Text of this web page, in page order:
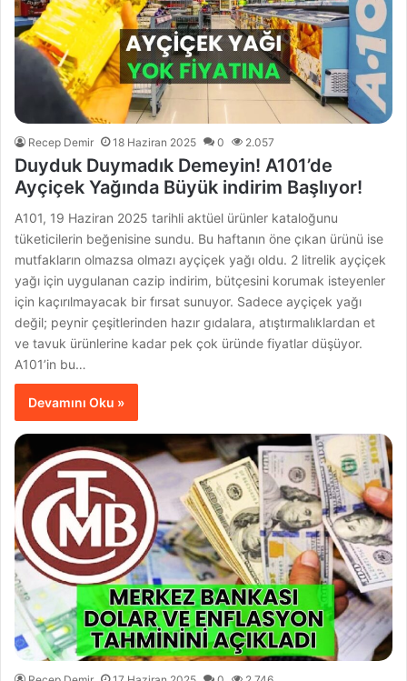
Recep Demir 18 Haziran 2025 0 2.057
Duyduk Duymadık Demeyin! A101’de
Ayçiçek Yağında Büyük indirim Başlıyor!
A101, 19 Haziran 2025 tarihli aktüel ürünler kataloğunu
tüketicilerin beğenisine sundu. Bu haftanın öne çıkan ürünü ise
mutfakların olmazsa olmazı ayçiçek yağı oldu. 2 litrelik ayçiçek
yağı için uygulanan cazip indirim, bütçesini korumak isteyenler
için kaçırılmayacak bir fırsat sunuyor. Sadece ayçiçek yağı
değil; peynir çeşitlerinden hazır gıdalara, atıştırmalıklardan et
ve tavuk ürünlerine kadar pek çok üründe fiyatlar düşüyor.
A101’in bu…
Devamını Oku »